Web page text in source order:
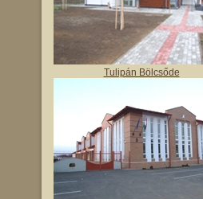
Tulipán Bölcsőde